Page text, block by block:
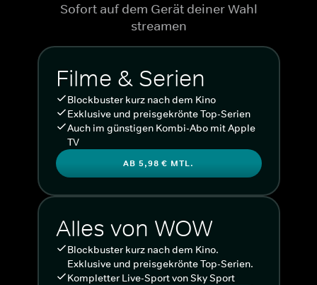
Sofort auf dem Gerät deiner Wahl
streamen
Filme & Serien
Blockbuster kurz nach dem Kino
Exklusive und preisgekrönte Top-Serien
Auch im günstigen Kombi-Abo mit Apple
TV
AB 5,98 € MTL.
Alles von WOW
Blockbuster kurz nach dem Kino.
Exklusive und preisgekrönte Top-Serien.
Kompletter Live-Sport von Sky Sport